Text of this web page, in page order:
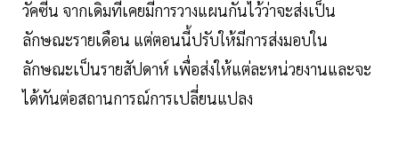
วัคซีน จากเดิมที่เคยมีการวางแผนกันไว้ว่าจะส่งเป็น
ลักษณะรายเดือน แต่ตอนนี้ปรับให้มีการส่งมอบใน
ลักษณะเป็นรายสัปดาห์ เพื่อส่งให้แต่ละหน่วยงานและจะ
ได้ทันต่อสถานการณ์การเปลี่ยนแปลง